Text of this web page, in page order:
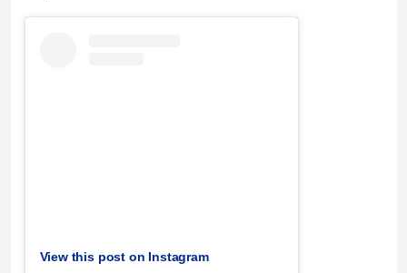
View this post on Instagram